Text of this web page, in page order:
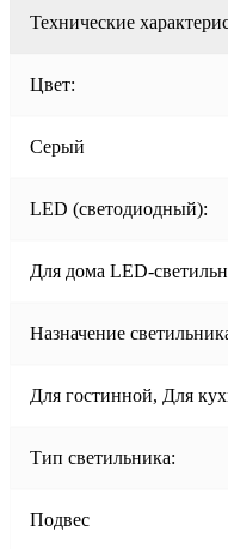
Технические
Цвет:
Серый
LED (светодиодный):
Для дома LED-
Назначение
Для гостинной, Для
Тип светильника:
Подвес